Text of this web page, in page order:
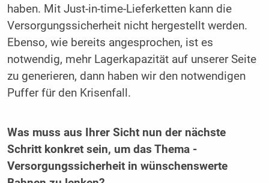
haben. Mit Just-in-time-Lieferketten kann die
Versorgungssicherheit nicht hergestellt werden.
Ebenso, wie bereits angesprochen, ist es
notwendig, mehr Lagerkapazität auf unserer Seite
zu generieren, dann haben wir den notwendigen
Puffer für den Krisenfall.
Was muss aus Ihrer Sicht nun der nächste
Schritt konkret sein, um das Thema ­
Versorgungssicherheit in wünschenswerte